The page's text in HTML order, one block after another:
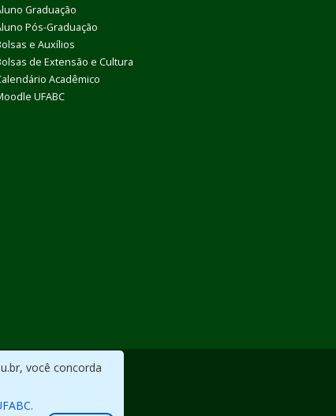
você concorda
Graduação
Pós-Graduação
e Auxílios
de Extensão e Cultura
Acadêmico
UFABC